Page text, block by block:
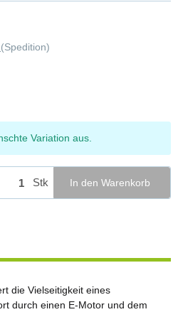
(Spedition)
Variation aus.
Stk In den Warenkorb
die Vielseitigkeit eines
durch einen E-Motor und dem